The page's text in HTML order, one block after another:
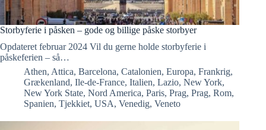
Storbyferie i påsken – gode og billige påske storbyer
Opdateret februar 2024 Vil du gerne holde storbyferie i
påskeferien – så…
Athen, Attica, Barcelona, Catalonien, Europa, Frankrig,
Grækenland, Ile-de-France, Italien, Lazio, New York,
New York State, Nord America, Paris, Prag, Prag, Rom,
Spanien, Tjekkiet, USA, Venedig, Veneto